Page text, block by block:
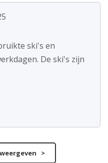
ski's en
De ski's zijn
>